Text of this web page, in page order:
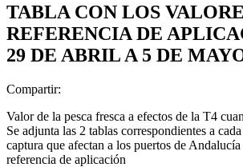
TABLA CON LOS
REFERENCIA DE
29 DE ABRIL A 5 DE
Compartir:
Valor de la pesca fresca a efectos de la T4
Se adjunta las 2 tablas correspondientes a
captura que afectan a los puertos de
referencia de aplicación